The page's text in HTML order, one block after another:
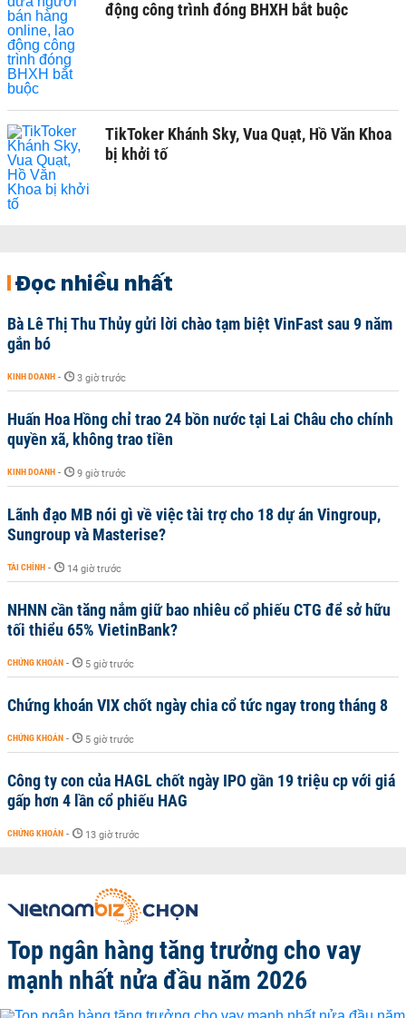
động công trình đóng BHXH bắt buộc
TikToker Khánh Sky, Vua Quạt, Hồ Văn Khoa
bị khởi tố
Đọc nhiều nhất
Bà Lê Thị Thu Thủy gửi lời chào tạm biệt VinFast sau 9 năm
gắn bó
KINH DOANH - 3 giờ trước
Huấn Hoa Hồng chỉ trao 24 bồn nước tại Lai Châu cho chính
quyền xã, không trao tiền
KINH DOANH - 9 giờ trước
Lãnh đạo MB nói gì về việc tài trợ cho 18 dự án Vingroup,
Sungroup và Masterise?
TÀI CHÍNH - 14 giờ trước
NHNN cần tăng nắm giữ bao nhiêu cổ phiếu CTG để sở hữu
tối thiểu 65% VietinBank?
CHỨNG KHOÁN - 5 giờ trước
Chứng khoán VIX chốt ngày chia cổ tức ngay trong tháng 8
CHỨNG KHOÁN - 5 giờ trước
Công ty con của HAGL chốt ngày IPO gần 19 triệu cp với giá
gấp hơn 4 lần cổ phiếu HAG
CHỨNG KHOÁN - 13 giờ trước
Top ngân hàng tăng trưởng cho vay
mạnh nhất nửa đầu năm 2026